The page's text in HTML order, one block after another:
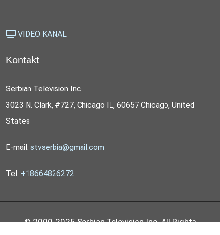
VIDEO KANAL
Kontakt
Serbian Television Inc
3023 N. Clark, #727, Chicago IL, 60657 Chicago, United
States
E-mail: stvserbia@gmail.com
Tel: +18664826272
© 2000-2025 Serbian Television Inc. All Rights